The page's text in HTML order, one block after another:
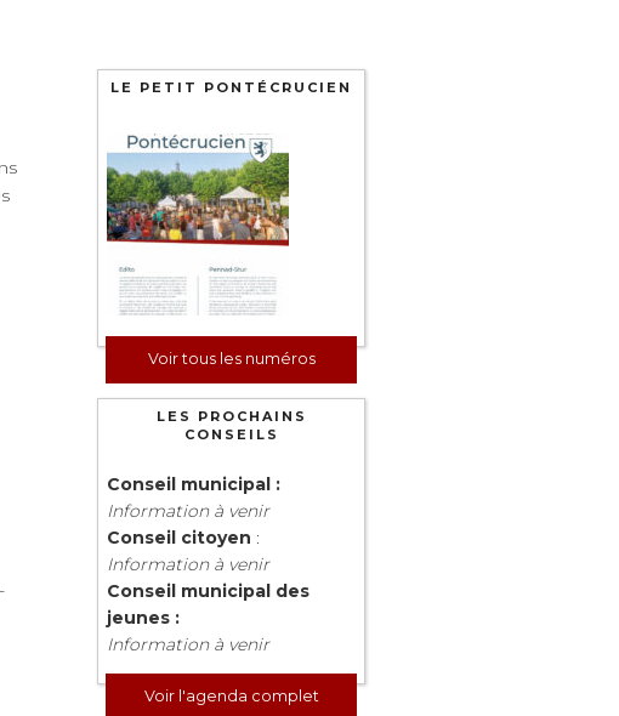
LE PETIT PONTÉCRUCIEN
Voir tous les numéros
LES PROCHAINS
CONSEILS
Conseil municipal :
Information à venir
Conseil citoyen :
Information à venir
Conseil municipal des
jeunes :
Information à venir
Voir l'agenda complet